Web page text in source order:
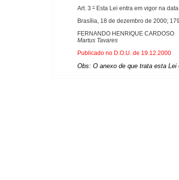
Art. 3 ° Esta Lei entra em vigor na
Brasília, 18 de dezembro de 2000;
FERNANDO HENRIQUE CARDOSO
Martus Tavares
Publicado no D.O.U. de 19.12.2000
Obs: O anexo de que trata esta